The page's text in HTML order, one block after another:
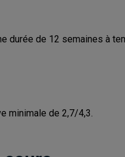
durée de 12 semaines à
minimale de 2,7/4,3.